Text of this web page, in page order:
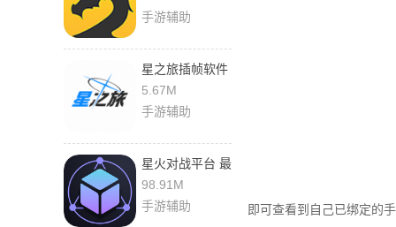
手游辅助
星之旅插帧软件
1.2.0 最新版
5.67M
手游辅助
星火对战平台 最
新版
98.91M
手游辅助
即可查看到自己已绑定的